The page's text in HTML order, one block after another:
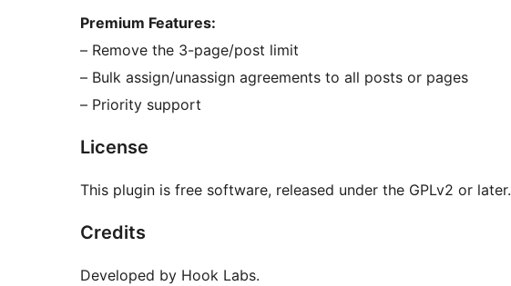
Premium Features:
– Remove the 3-page/post limit
– Bulk assign/unassign agreements to all posts or pages
– Priority support
License
This plugin is free software, released under the GPLv2 or later.
Credits
Developed by Hook Labs.